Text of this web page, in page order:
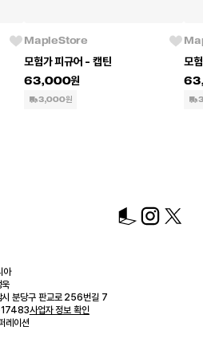
MapleStore
모험가 피규어 - 캡틴
63,000
3,000원
모
아
욱
시 분당구 판교로 256번길 7
사업자 정보 확인
레이션